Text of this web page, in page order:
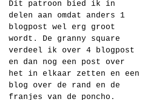
Dit patroon bied ik in
delen aan omdat anders 1
blogpost wel erg groot
wordt. De granny square
verdeel ik over 4 blogpost
en dan nog een post over
het in elkaar zetten en een
blog over de rand en de
franjes van de poncho.